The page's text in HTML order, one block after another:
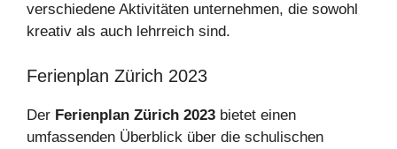
verschiedene Aktivitäten unternehmen, die sowohl
kreativ als auch lehrreich sind.
Ferienplan Zürich 2023
Der Ferienplan Zürich 2023 bietet einen
umfassenden Überblick über die schulischen